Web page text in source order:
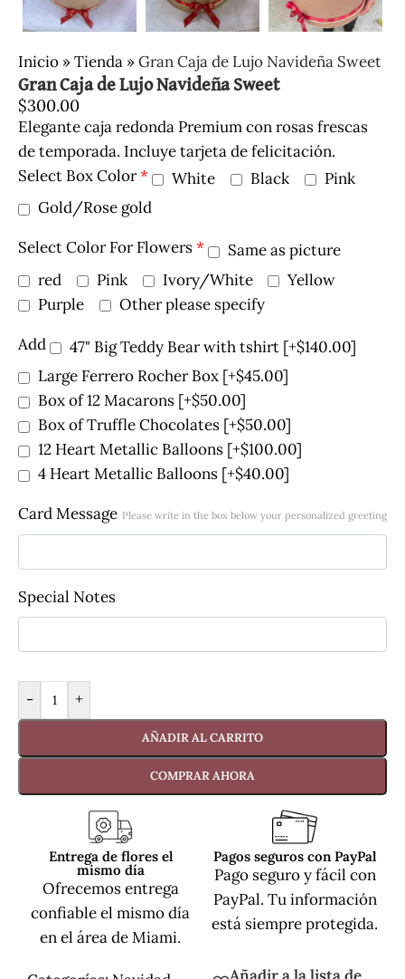
Inicio »Tienda »Gran Caja de Lujo Navideña Sweet
Gran Caja de Lujo Navideña Sweet
$300.00
Elegante caja redonda Premium con rosas frescas
de temporada. Incluye tarjeta de felicitación.
Select Box Color* White Black
Pink
Gold/Rose gold
Select Color For Flowers*
Same as picture
red
Pink Ivory/White
Yellow
Purple
Other please specify
Add
47" Big Teddy Bear with tshirt [+$140.00]
Large Ferrero Rocher Box [+$45.00]
Box of 12 Macarons [+$50.00]
Box of Truffle Chocolates [+$50.00]
12 Heart Metallic Balloons [+$100.00]
4 Heart Metallic Balloons [+$40.00]
Card Message Please write in the box below your personalized greeting
Special Notes
- +
AÑADIR AL CARRITO
COMPRAR AHORA
Entrega de flores el
mismo día
Ofrecemos entrega
confiable el mismo día
en el área de Miami.
Pagos seguros con PayPal
Pago seguro y fácil con
PayPal. Tu información
está siempre protegida.